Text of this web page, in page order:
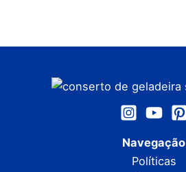
Navegação
Políticas